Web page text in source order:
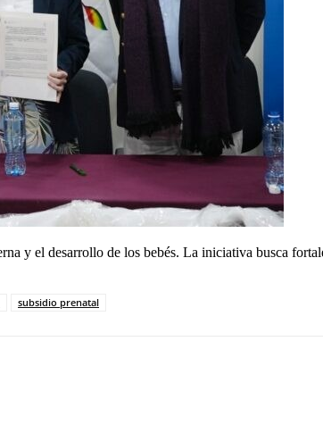
y el desarrollo de los bebés. La iniciativa busca
subsidio prenatal